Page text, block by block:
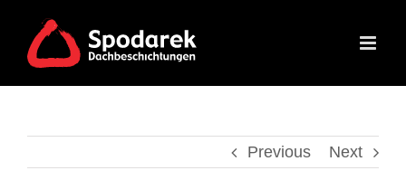
content
Previous Next